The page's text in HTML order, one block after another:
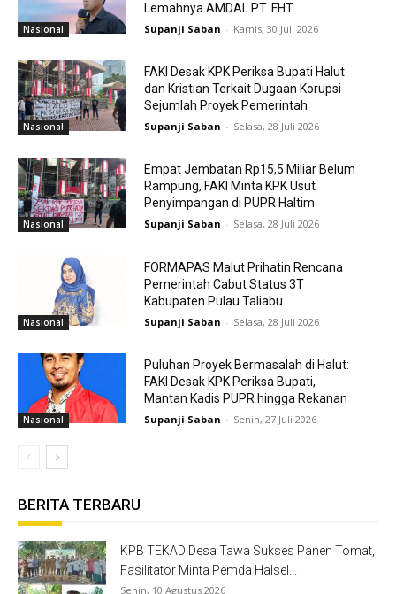
Nasional
Lemahnya AMDAL PT. FHT
Supanji Saban - Kamis, 30 Juli 2026
Nasional
FAKI Desak KPK Periksa Bupati Halut
dan Kristian Terkait Dugaan Korupsi
Sejumlah Proyek Pemerintah
Supanji Saban - Selasa, 28 Juli 2026
Nasional
Empat Jembatan Rp15,5 Miliar Belum
Rampung, FAKI Minta KPK Usut
Penyimpangan di PUPR Haltim
Supanji Saban - Selasa, 28 Juli 2026
Nasional
FORMAPAS Malut Prihatin Rencana
Pemerintah Cabut Status 3T
Kabupaten Pulau Taliabu
Supanji Saban - Selasa, 28 Juli 2026
Nasional
Puluhan Proyek Bermasalah di Halut:
FAKI Desak KPK Periksa Bupati,
Mantan Kadis PUPR hingga Rekanan
Supanji Saban - Senin, 27 Juli 2026
BERITA TERBARU
KPB TEKAD Desa Tawa Sukses Panen Tomat,
Fasilitator Minta Pemda Halsel...
Senin, 10 Agustus 2026